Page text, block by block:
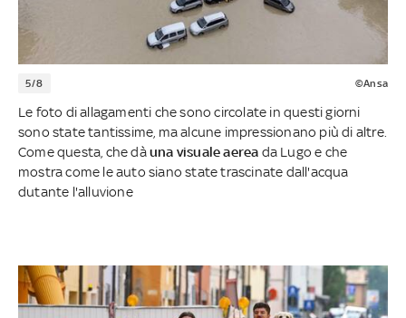
5/8 ©Ansa
Le foto di allagamenti che sono circolate in questi giorni
sono state tantissime, ma alcune impressionano più di altre.
Come questa, che dàuna visuale aerea da Lugo e che
mostra come le auto siano state trascinate dall'acqua
dutante l'alluvione